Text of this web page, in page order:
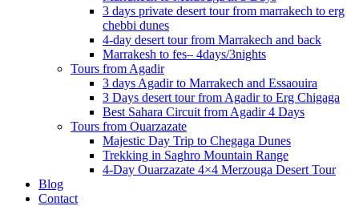
3 days private desert tour from marrakech to erg
chebbi dunes
4-day desert tour from Marrakech and back
Marrakesh to fes– 4days/3nights
Tours from Agadir
3 days Agadir to Marrakech and Essaouira
3 Days desert tour from Agadir to Erg Chigaga
Best Sahara Circuit from Agadir 4 Days
Tours from Ouarzazate
Majestic Day Trip to Chegaga Dunes
Trekking in Saghro Mountain Range
4-Day Ouarzazate 4×4 Merzouga Desert Tour
Blog
Contact